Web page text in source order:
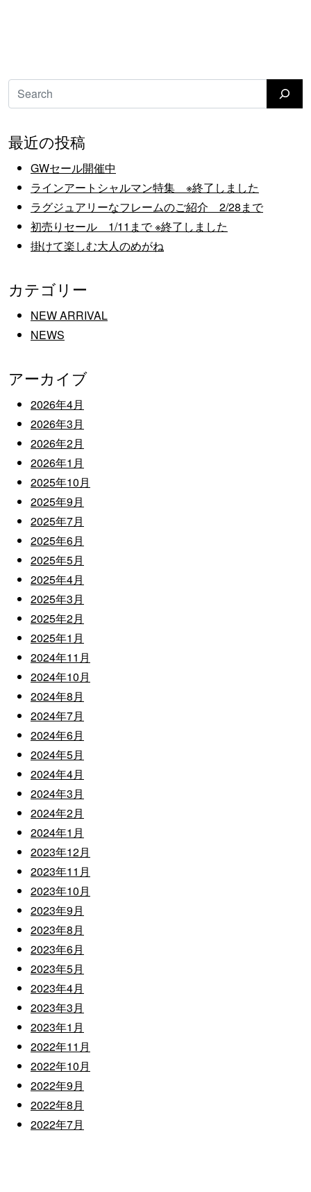
検索
最近の投稿
GWセール開催中
ラインアートシャルマン特集 ※終了しました
ラグジュアリーなフレームのご紹介 2/28まで
初売りセール 1/11まで ※終了しました
掛けて楽しむ大人のめがね
カテゴリー
NEW ARRIVAL
NEWS
アーカイブ
2026年4月
2026年3月
2026年2月
2026年1月
2025年10月
2025年9月
2025年7月
2025年6月
2025年5月
2025年4月
2025年3月
2025年2月
2025年1月
2024年11月
2024年10月
2024年8月
2024年7月
2024年6月
2024年5月
2024年4月
2024年3月
2024年2月
2024年1月
2023年12月
2023年11月
2023年10月
2023年9月
2023年8月
2023年6月
2023年5月
2023年4月
2023年3月
2023年1月
2022年11月
2022年10月
2022年9月
2022年8月
2022年7月